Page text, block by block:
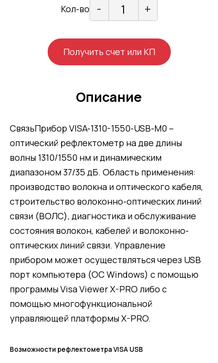
Кол-во - +
Получить счет или КП
Описание
СвязьПрибор VISA-1310-1550-USB-М0 –
оптический рефлектометр на две длины
волны 1310/1550 нм и динамическим
диапазоном 37/35 дБ. Область применения:
производство волокна и оптического кабеля,
строительство волоконно-оптических линий
связи (ВОЛС), диагностика и обслуживание
состояния волокон, кабелей и волоконно-
оптических линий связи. Управление
прибором может осуществляться через USB
порт компьютера (ОС Windows) с помощью
программы Visa Viewer X-PRO либо с
помощью многофункциональной
управляющей платформы X-PRO.
Возможности рефлектометра VISA USB